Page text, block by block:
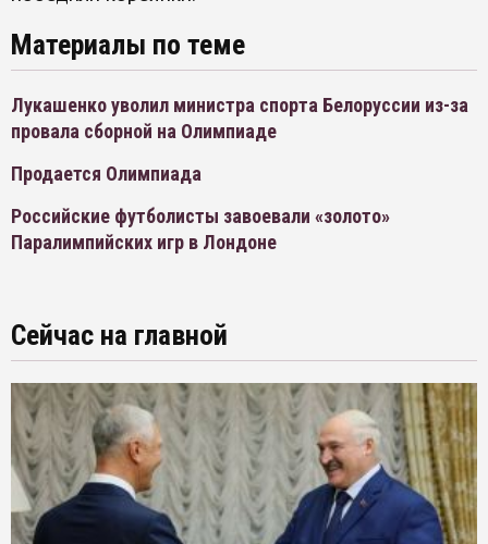
Материалы по теме
Лукашенко уволил министра спорта Белоруссии из-за
провала сборной на Олимпиаде
Продается Олимпиада
Российские футболисты завоевали «золото»
Паралимпийских игр в Лондоне
Сейчас на главной